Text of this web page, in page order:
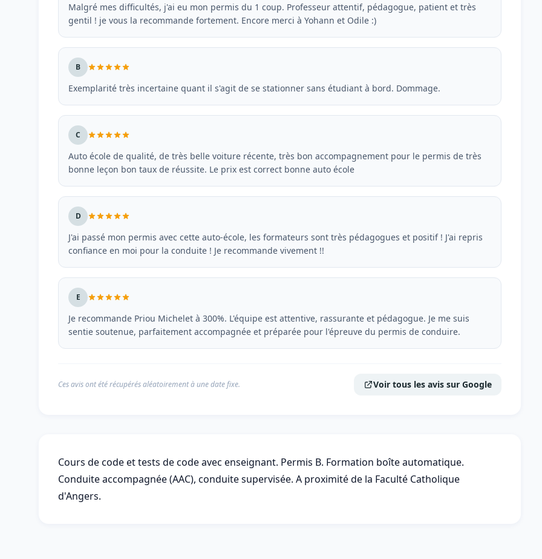
Malgré mes difficultés, j'ai eu mon permis du 1 coup. Professeur attentif, pédagogue, patient et très
gentil ! je vous la recommande fortement. Encore merci à Yohann et Odile :)
B
Exemplarité très incertaine quant il s'agit de se stationner sans étudiant à bord. Dommage.
C
Auto école de qualité, de très belle voiture récente, très bon accompagnement pour le permis de très
bonne leçon bon taux de réussite. Le prix est correct bonne auto école
D
J'ai passé mon permis avec cette auto-école, les formateurs sont très pédagogues et positif ! J'ai repris
confiance en moi pour la conduite ! Je recommande vivement !!
E
Je recommande Priou Michelet à 300%. L'équipe est attentive, rassurante et pédagogue. Je me suis
sentie soutenue, parfaitement accompagnée et préparée pour l'épreuve du permis de conduire.
Ces avis ont été récupérés aléatoirement à une date fixe. Voir tous les avis sur Google
Cours de code et tests de code avec enseignant. Permis B. Formation boîte automatique.
Conduite accompagnée (AAC), conduite supervisée. A proximité de la Faculté Catholique
d'Angers.